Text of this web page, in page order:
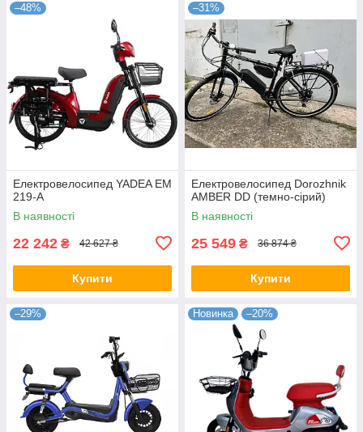
–48%
Електровелосипед YADEA EM
219-A
В наявності
22 242 ₴ 42 627 ₴
Купити
–31%
Електровелосипед Dorozhnik
AMBER DD (темно-сірий)
В наявності
25 549 ₴ 36 874 ₴
Купити
–29% Новинка –20%